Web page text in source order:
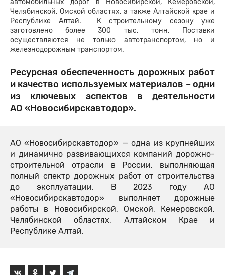
Челябинской, Омской областях, а также Алтайской крае и
Республике Алтай. К строительному сезону уже
заготовлено более 300 тыс. тонн. Поставки
осуществляются не только автотранспортом, но и
железнодорожным транспортом.
Ресурсная обеспеченность дорожных работ
и качество используемых материалов – одни
из ключевых аспектов в деятельности
АО «Новосибирскавтодор».
АО «Новосибирскавтодор» — одна из крупнейших
и динамично развивающихся компаний дорожно-
строительной отрасли в России, выполняющая
полный спектр дорожных работ от строительства
до эксплуатации. В 2023 году АО
«Новосибирскавтодор» выполняет дорожные
работы в Новосибирской, Омской, Кемеровской,
Челябинской областях, Алтайском Крае и
Республике Алтай.